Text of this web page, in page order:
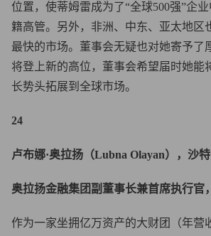
位置，使蒂姆雷成为了“全球500强”企
籍高管。另外，非洲、中东、亚太地区
最快的市场。董事会无疑也对她寄予了
将登上新的高位，董事会希望届时她能
长势头拓展到全球市场。
24
卢布娜·奥拉扬（Lubna Olayan），沙
奥拉扬金融集团副董事长兼首席执行官
作为一家坐拥亿万资产的大财团（年营